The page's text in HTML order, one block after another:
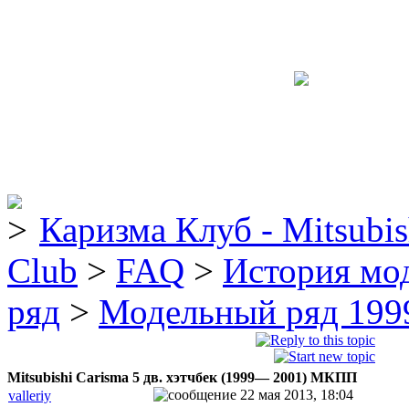
Каризма Клуб -
Club > FAQ > История
ряд > Модельный ряд
Mitsubishi Carisma 5 дв. хэтчбек (1999— 2001) МКПП
valleriy
22 мая 2013, 18:04